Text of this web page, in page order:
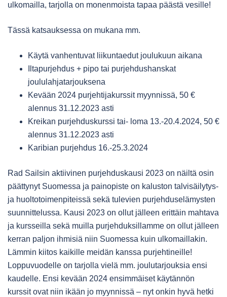
ulkomailla, tarjolla on monenmoista tapaa päästä vesille!
Tässä katsauksessa on mukana mm.
Käytä vanhentuvat liikuntaedut joulukuun aikana
Iltapurjehdus + pipo tai purjehdushanskat
joululahjatarjouksena
Kevään 2024 purjehtijakurssit myynnissä, 50 €
alennus 31.12.2023 asti
Kreikan purjehduskurssi tai- loma 13.-20.4.2024, 50 €
alennus 31.12.2023 asti
Karibian purjehdus 16.-25.3.2024
Rad Sailsin aktiivinen purjehduskausi 2023 on näiltä osin
päättynyt Suomessa ja painopiste on kaluston talvisäilytys-
ja huoltotoimenpiteissä sekä tulevien purjehduselämysten
suunnittelussa. Kausi 2023 on ollut jälleen erittäin mahtava
ja kursseilla sekä muilla purjehduksillamme on ollut jälleen
kerran paljon ihmisiä niin Suomessa kuin ulkomaillakin.
Lämmin kiitos kaikille meidän kanssa purjehtineille!
Loppuvuodelle on tarjolla vielä mm. joulutarjouksia ensi
kaudelle. Ensi kevään 2024 ensimmäiset käytännön
kurssit ovat niin ikään jo myynnissä – nyt onkin hyvä hetki